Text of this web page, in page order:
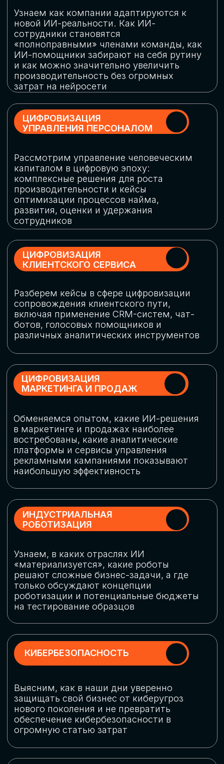
огромную статью затрат
ОБЛАЧНЫЕ ТЕХНОЛОГИИ
Подискутируем, какие облачные решения
существуют на рынке и почему
использование мультиоблачных моделей
не только снижает затраты, но и
«пересборки» бизнес-моделей
СКАЧАТЬ
ПРОГРАММУ
КОНФЕРЕНЦИИ
Оставьте заявку, мы направим вам
программу конференции
СКАЧАТЬ ПРОГРАММУ
СПИКЕРЫ
СТАТЬ СПИКЕРОМ
В конференции участвовали более 120 спикеров